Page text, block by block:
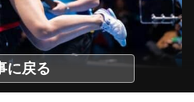
に戻る